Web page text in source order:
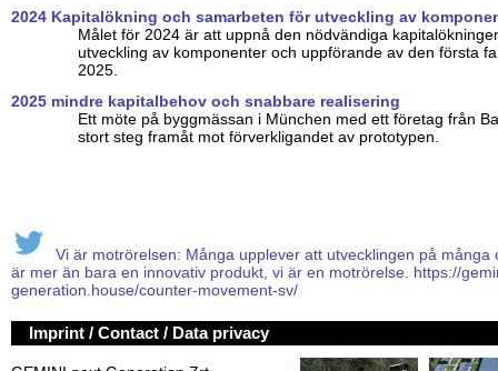
2024 Kapitalökning och samarbeten för utveckling av
Målet för 2024 är att uppnå den nödvändiga
utveckling av komponenter och uppförande av den första
2025.
2025 mindre kapitalbehov och snabbare realisering
Ett möte på byggmässan i München med ett företag från
stort steg framåt mot förverkligandet av prototypen.
Vi är motrörelsen: Många upplever att utvecklingen på många
är mer än bara en innovativ produkt, vi är en motrörelse. https://
generation.house/counter-movement-sv/
Imprint / Contact / Data privacy